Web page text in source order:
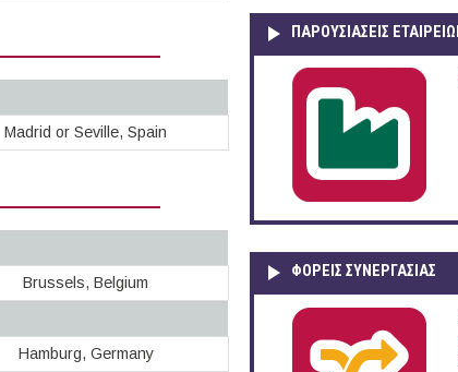
Madrid or Seville, Spain
Brussels, Belgium
Hamburg, Germany
ΠΑΡΟΥΣΙΆΣΕΙΣ
ΦΟΡΕΙΣ ΣΥΝΕΡΓΑΣΙΑΣ